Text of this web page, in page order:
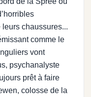
chaussures...
comme le
vont
psychanalyste
prêt à faire
colosse de la